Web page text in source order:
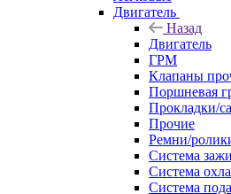
Двигатель
Назад
Двигатель
ГРМ
Клапаны
Поршневая
Прокладки/
Прочие
Ремни/
Система
Система
Система